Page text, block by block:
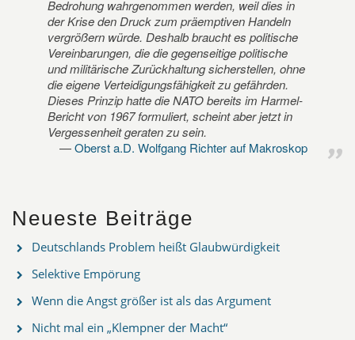
Bedrohung wahrgenommen werden, weil dies in
der Krise den Druck zum präemptiven Handeln
vergrößern würde. Deshalb braucht es politische
Vereinbarungen, die die gegenseitige politische
und militärische Zurückhaltung sicherstellen, ohne
die eigene Verteidigungsfähigkeit zu gefährden.
Dieses Prinzip hatte die NATO bereits im Harmel-
Bericht von 1967 formuliert, scheint aber jetzt in
Vergessenheit geraten zu sein.
Oberst a.D. Wolfgang Richter auf Makroskop
Neueste Beiträge
Deutschlands Problem heißt Glaubwürdigkeit
Selektive Empörung
Wenn die Angst größer ist als das Argument
Nicht mal ein „Klempner der Macht“